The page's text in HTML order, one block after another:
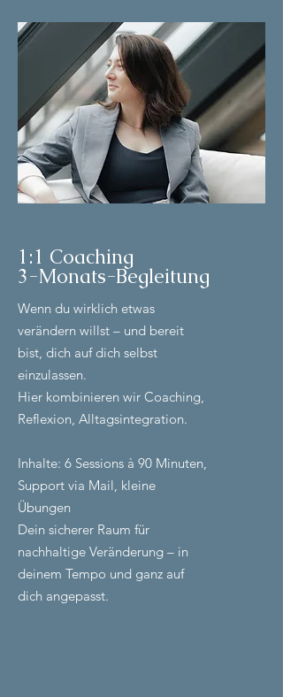
1:1 Coaching
3-Monats-Begleitung
Wenn du wirklich etwas
verändern willst – und bereit
bist, dich auf dich selbst
einzulassen.
Hier kombinieren wir Coaching,
Reflexion, Alltagsintegration.
Inhalte: 6 Sessions à 90 Minuten,
Support via Mail, kleine
Übungen
Dein sicherer Raum für
nachhaltige Veränderung – in
deinem Tempo und ganz auf
dich angepasst.